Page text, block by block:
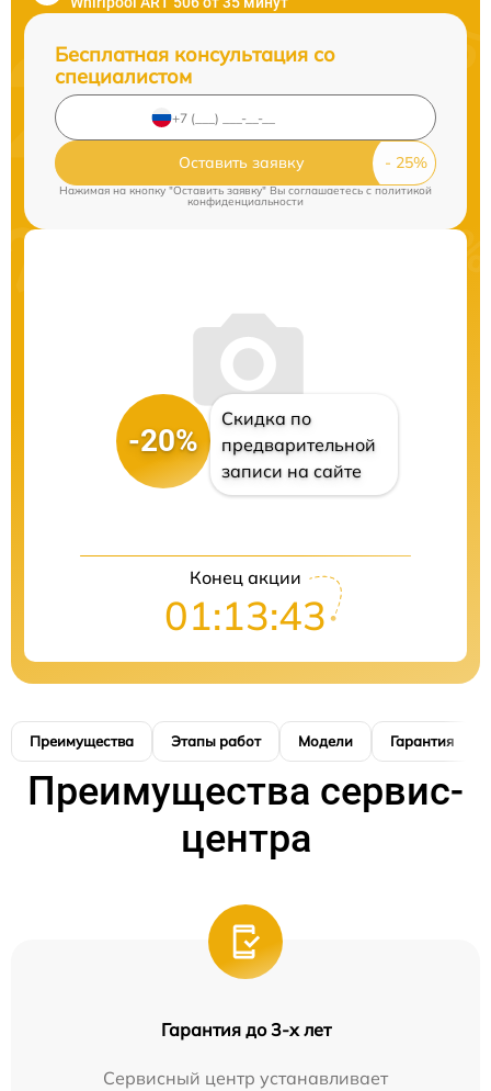
Бесплатная консультация со
специалистом
Оставить заявку
Нажимая на кнопку "Оставить заявку" Вы соглашаетесь c политикой
конфиденциальности
-20%
Скидка по
предварительной
записи на сайте
Конец акции
01:13:42
Преимущества Этапы работ Модели Гарантия
Преимущества сервис-
центра
Гарантия до 3-х лет
Сервисный центр устанавливает